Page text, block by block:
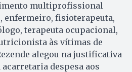
multiprofissional
enfermeiro, fisioterapeuta,
terapeuta ocupacional,
às vítimas de
alegou na justificativa
acarretaria despesa aos